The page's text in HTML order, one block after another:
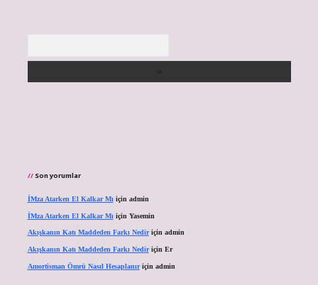
Son yorumlar
İMza Atarken El Kalkar Mıiçin admin
İMza Atarken El Kalkar Mıiçin Yasemin
Akışkanın Katı Maddeden Farkı Nediriçin admin
Akışkanın Katı Maddeden Farkı Nediriçin Er
Amortisman Ömrü Nasıl Hesaplanıriçin admin